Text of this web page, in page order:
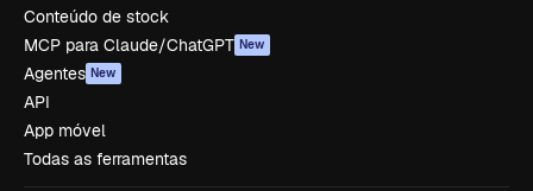
Conteúdo de stock
MCP para Claude/ChatGPT New
Agentes New
API
App móvel
Todas as ferramentas